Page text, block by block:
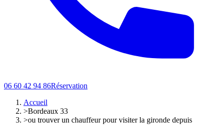
06 60 42 94 86Réservation
Accueil
>Bordeaux 33
>ou trouver un chauffeur pour visiter la gironde depuis